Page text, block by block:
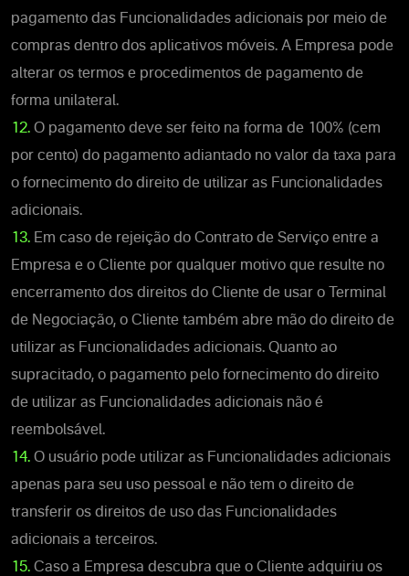
pagamento das Funcionalidades adicionais por meio de
compras dentro dos aplicativos móveis. A Empresa pode
alterar os termos e procedimentos de pagamento de
forma unilateral.
12. O pagamento deve ser feito na forma de 100% (cem
por cento) do pagamento adiantado no valor da taxa para
o fornecimento do direito de utilizar as Funcionalidades
adicionais.
13. Em caso de rejeição do Contrato de Serviço entre a
Empresa e o Cliente por qualquer motivo que resulte no
encerramento dos direitos do Cliente de usar o Terminal
de Negociação, o Cliente também abre mão do direito de
utilizar as Funcionalidades adicionais. Quanto ao
supracitado, o pagamento pelo fornecimento do direito
de utilizar as Funcionalidades adicionais não é
reembolsável.
14. O usuário pode utilizar as Funcionalidades adicionais
apenas para seu uso pessoal e não tem o direito de
transferir os direitos de uso das Funcionalidades
adicionais a terceiros.
15. Caso a Empresa descubra que o Cliente adquiriu os